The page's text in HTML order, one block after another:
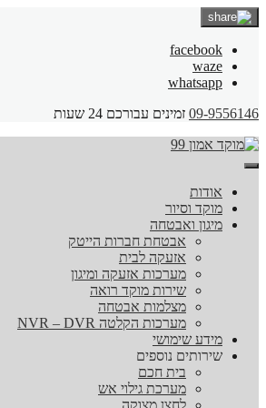
facebook
waze
whatsapp
09-9556146 זמינים עבורכם 24 שעות
אודות
מוקד וסיור
מיגון ואבטחה
אבטחת חברות הייטק
אזעקה לבית
מערכות אזעקה ומיגון
שירות מוקד רואה
מצלמות אבטחה
מערכות הקלטה NVR – DVR
מידע שימושי
שירותים נוספים
בית חכם
מערכת גילוי אש
לחצן מצוקה